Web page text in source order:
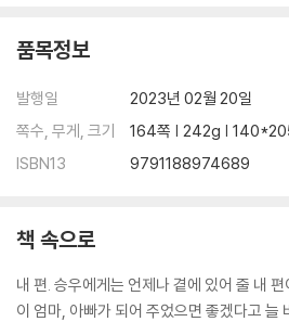
품목정보
발행일
2023년 02월 20일
쪽수, 무게, 크기
164쪽 | 242g |
ISBN13
9791188974689
책 속으로
내 편. 승우에게는 언제나 곁에 있어 줄 내
이 엄마, 아빠가 되어 주었으면 좋겠다고 늘